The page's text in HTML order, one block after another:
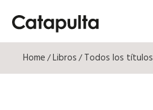
Home/Libros/Todos los títulos